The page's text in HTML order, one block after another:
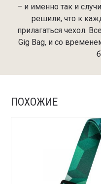
– и именно так и
решили, что к
прилагаться чехол.
Gig Bag, и со
ПОХОЖИЕ